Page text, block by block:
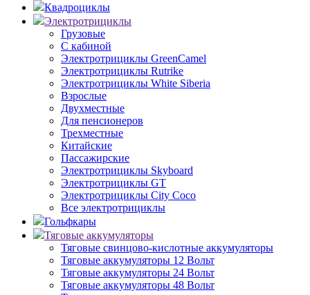
Квадроциклы
Электротрициклы
Грузовые
С кабиной
Электротрициклы GreenCamel
Электротрициклы Rutrike
Электротрициклы White Siberia
Взрослые
Двухместные
Для пенсионеров
Трехместные
Китайские
Пассажирские
Электротрициклы Skyboard
Электротрициклы GT
Электротрициклы City Coco
Все электротрициклы
Гольфкары
Тяговые аккумуляторы
Тяговые свинцово-кислотные аккумуляторы
Тяговые аккумуляторы 12 Вольт
Тяговые аккумуляторы 24 Вольт
Тяговые аккумуляторы 48 Вольт